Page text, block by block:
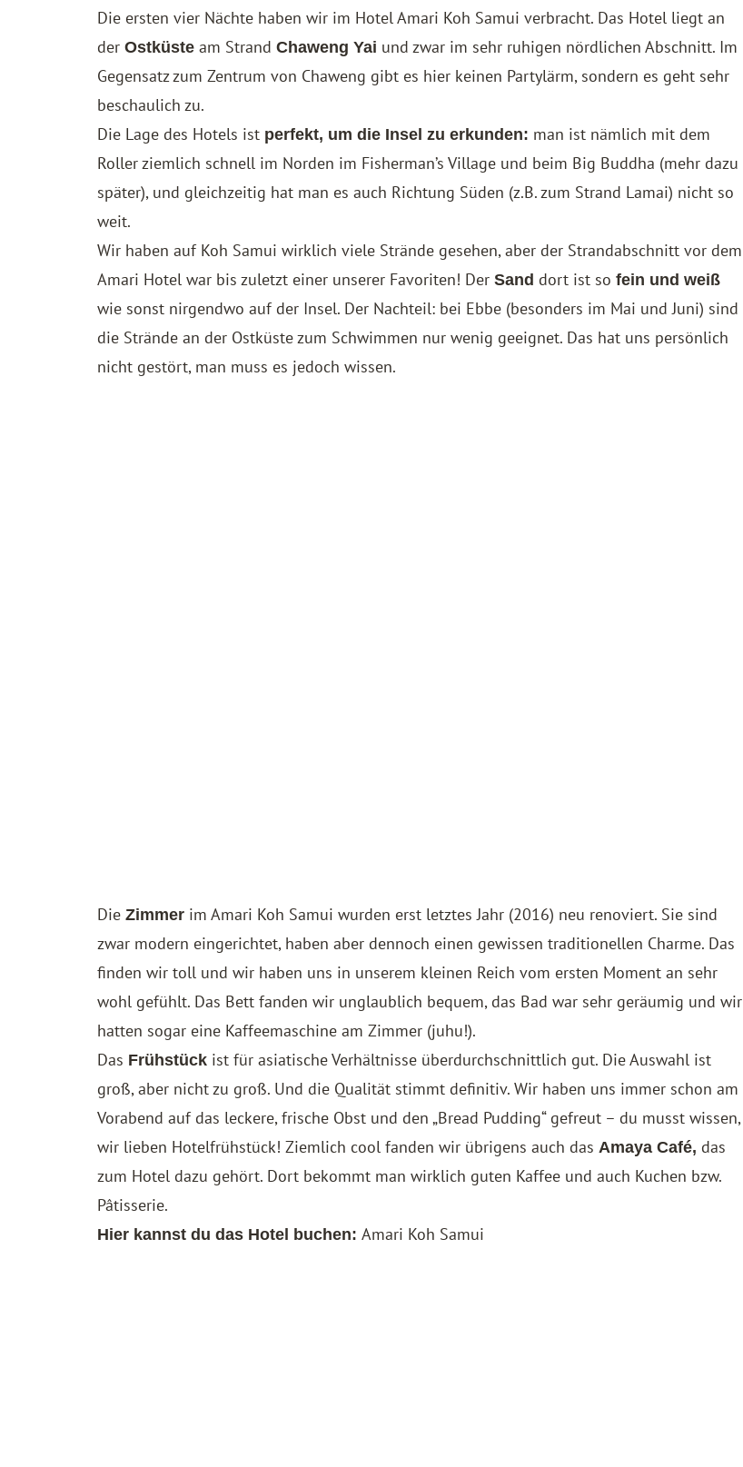
Die ersten vier Nächte haben wir im HotelAmari Koh Samui verbracht. Das Hotel liegt an
derOstküste am StrandChaweng Yai und zwar im sehr ruhigen nördlichen Abschnitt. Im
Gegensatz zum Zentrum von Chaweng gibt es hier keinen Partylärm, sondern es geht sehr
beschaulich zu.
Die Lage des Hotels ist perfekt, um die Insel zu erkunden: man ist nämlich mit dem
Roller ziemlich schnell im Norden im Fisherman’s Village und beim Big Buddha (mehr dazu
später), und gleichzeitig hat man es auch Richtung Süden (z.B. zum Strand Lamai) nicht so
weit.
Wir haben auf Koh Samui wirklich viele Strände gesehen, aber der Strandabschnitt vor dem
Amari Hotel war bis zuletzt einer unserer Favoriten! DerSand dort ist sofein und weiß
wie sonst nirgendwo auf der Insel. Der Nachteil: bei Ebbe (besonders im Mai und Juni) sind
die Strände an der Ostküste zum Schwimmen nur wenig geeignet. Das hat uns persönlich
nicht gestört, man muss es jedoch wissen.
DieZimmer im Amari Koh Samui wurden erst letztes Jahr (2016) neu renoviert. Sie sind
zwar modern eingerichtet, haben aber dennoch einen gewissen traditionellen Charme. Das
finden wir toll und wir haben uns in unserem kleinen Reich vom ersten Moment an sehr
wohl gefühlt. Das Bett fanden wir unglaublich bequem, das Bad war sehr geräumig und wir
hatten sogar eine Kaffeemaschine am Zimmer (juhu!).
Das Frühstück ist für asiatische Verhältnisse überdurchschnittlich gut. Die Auswahl ist
groß, aber nicht zu groß. Und die Qualität stimmt definitiv. Wir haben uns immer schon am
Vorabend auf das leckere, frische Obst und den „Bread Pudding“ gefreut – du musst wissen,
wir lieben Hotelfrühstück! Ziemlich cool fanden wir übrigens auch dasAmaya Café, das
zum Hotel dazu gehört. Dort bekommt man wirklich guten Kaffee und auch Kuchen bzw.
Pâtisserie.
Hier kannst du das Hotel buchen:Amari Koh Samui